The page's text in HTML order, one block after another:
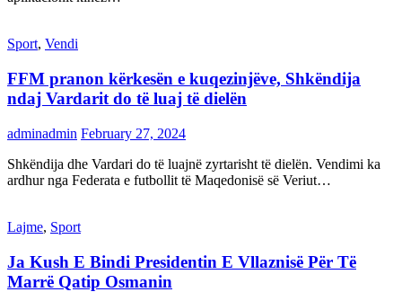
Sport, Vendi
FFM pranon kërkesën e kuqezinjëve, Shkëndija
ndaj Vardarit do të luaj të dielën
adminadmin February 27, 2024
Shkëndija dhe Vardari do të luajnë zyrtarisht të dielën. Vendimi ka
ardhur nga Federata e futbollit të Maqedonisë së Veriut…
Lajme, Sport
Ja Kush E Bindi Presidentin E Vllaznisë Për Të
Marrë Qatip Osmanin